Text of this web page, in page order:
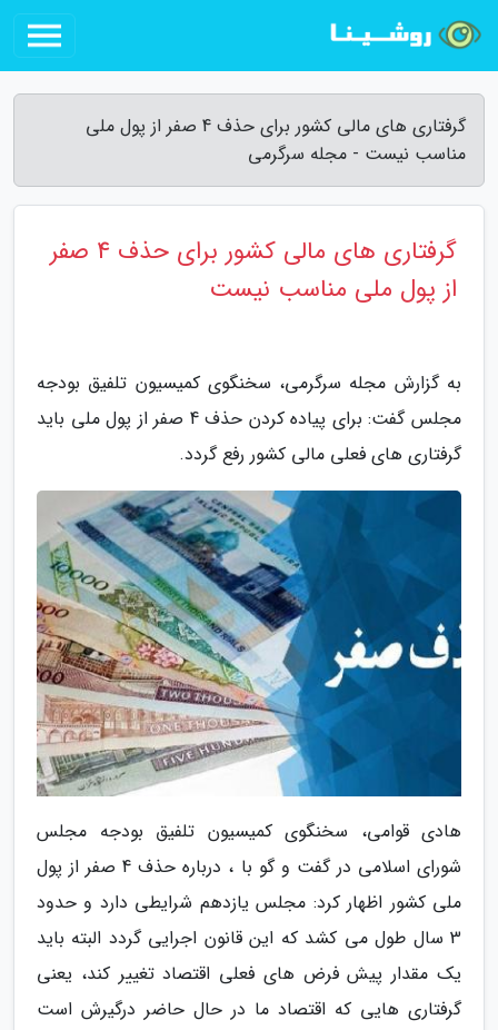
گرفتاری های مالی کشور برای حذف 4 صفر از پول ملی
مناسب نیست - مجله سرگرمی
گرفتاری های مالی کشور برای حذف 4 صفر
از پول ملی مناسب نیست
به گزارش مجله سرگرمی، سخنگوی کمیسیون تلفیق بودجه
مجلس گفت: برای پیاده کردن حذف 4 صفر از پول ملی باید
گرفتاری های فعلی مالی کشور رفع گردد.
هادی قوامی، سخنگوی کمیسیون تلفیق بودجه مجلس
شورای اسلامی در گفت و گو با ، درباره حذف 4 صفر از پول
ملی کشور اظهار کرد: مجلس یازدهم شرایطی دارد و حدود
3 سال طول می کشد که این قانون اجرایی گردد البته باید
یک مقدار پیش فرض های فعلی اقتصاد تغییر کند، یعنی
گرفتاری هایی که اقتصاد ما در حال حاضر درگیرش است